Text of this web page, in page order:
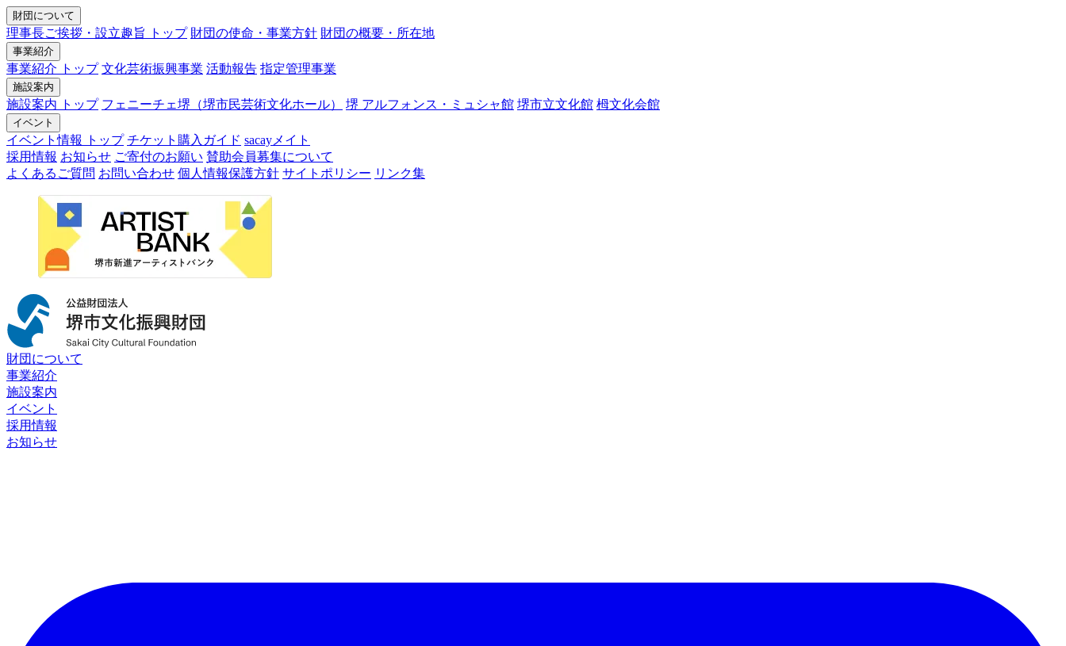
財団について
理事長ご挨拶・設立趣旨 トップ 財団の使命・事業方針 財団の概要・所在地
事業紹介
事業紹介 トップ 文化芸術振興事業 活動報告 指定管理事業
施設案内
施設案内 トップ フェニーチェ堺（堺市民芸術文化ホール） 堺 アルフォンス・ミュシャ館 堺市立文化館 栂文化会館
イベント
イベント情報 トップ チケット購入ガイド sacayメイト
採用情報 お知らせ ご寄付のお願い 賛助会員募集について
よくあるご質問 お問い合わせ 個人情報保護方針 サイトポリシー リンク集
財団について
事業紹介
施設案内
イベント
採用情報
お知らせ